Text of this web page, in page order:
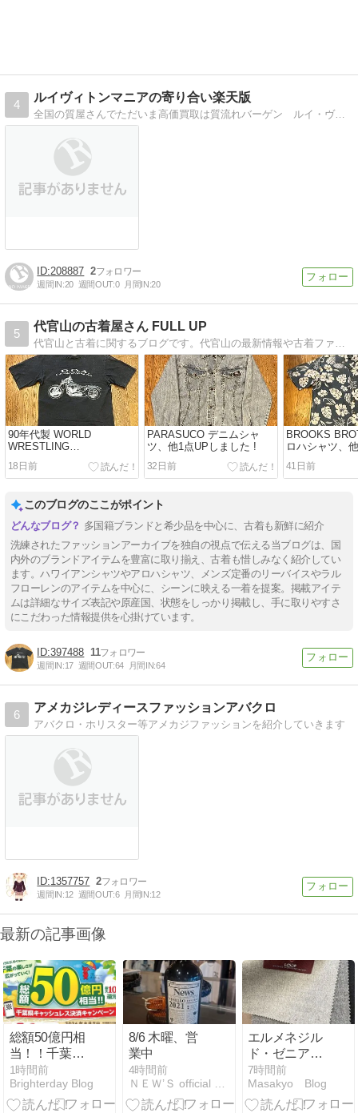
4
ルイヴィトンマニアの寄り合い楽天版
全国の質屋さんでただいま高価買取は質流れバーゲン ルイ・ヴィトン質流れバーゲン全国の質屋さんでただいま高価買取は
208887 2
週間IN:20 週間OUT:0 月間IN:20
5
代官山の古着屋さん FULL UP
代官山と古着に関するブログです。代官山の最新情報や古着ファッション傾向他を紹介しています。
90年代製 WORLD
WRESTLING
FEDERATION Tシャツ、他
1点UPしました。
18日前
PARASUCO デニムシャ
ツ、他1点UPしました !
32日前
BROOKS
ロハシャツ、
した !
41日前
このブログのここがポイント
多国籍ブランドと希少品を中心に、古着も新鮮に紹介
洗練されたファッションアーカイブを独自の視点で伝える当ブログは、国
内外のブランドアイテムを豊富に取り揃え、古着も惜しみなく紹介してい
ます。ハワイアンシャツやアロハシャツ、メンズ定番のリーバイスやラル
フローレンのアイテムを中心に、シーンに映える一着を提案。掲載アイテ
ムは詳細なサイズ表記や原産国、状態をしっかり掲載し、手に取りやすさ
にこだわった情報提供を心掛けています。
397488 11
週間IN:17 週間OUT:64 月間IN:64
6
アメカジレディースファッションアバクロ
アバクロ・ホリスター等アメカジファッションを紹介していきます
1357757 2
週間IN:12 週間OUT:6 月間IN:12
最新の記事画像
総額50億円相
当！！千葉県
キャッシュレ
ス決済キャン
ペーン明日よ
1時間前
Brighterday Blog
8/6 木曜、営
業中
4時間前
ＮＥＷ’Ｓ official blog
エルメネジル
ド・ゼニアの
「LOOP（ル
ープ）」も今
シーズンはコ
7時間前
Masakyo Blog